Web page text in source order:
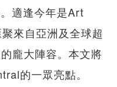
適逢今年是Art
來自亞洲及全球超
龐大陣容。本文將
的一眾亮點。